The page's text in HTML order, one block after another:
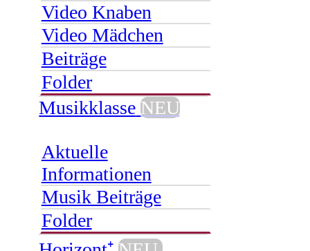
Video Knaben
Video Mädchen
Beiträge
Folder
Musikklasse NEU
Aktuelle
Informationen
Musik Beiträge
Folder